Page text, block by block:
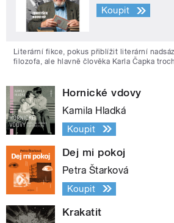
Koupit
Literární fikce, pokus přiblížit literární
filozofa, ale hlavně člověka Karla Čapka
Hornické vdovy
Kamila Hladká
Koupit
Dej mi pokoj
Petra Štarková
Koupit
Krakatit